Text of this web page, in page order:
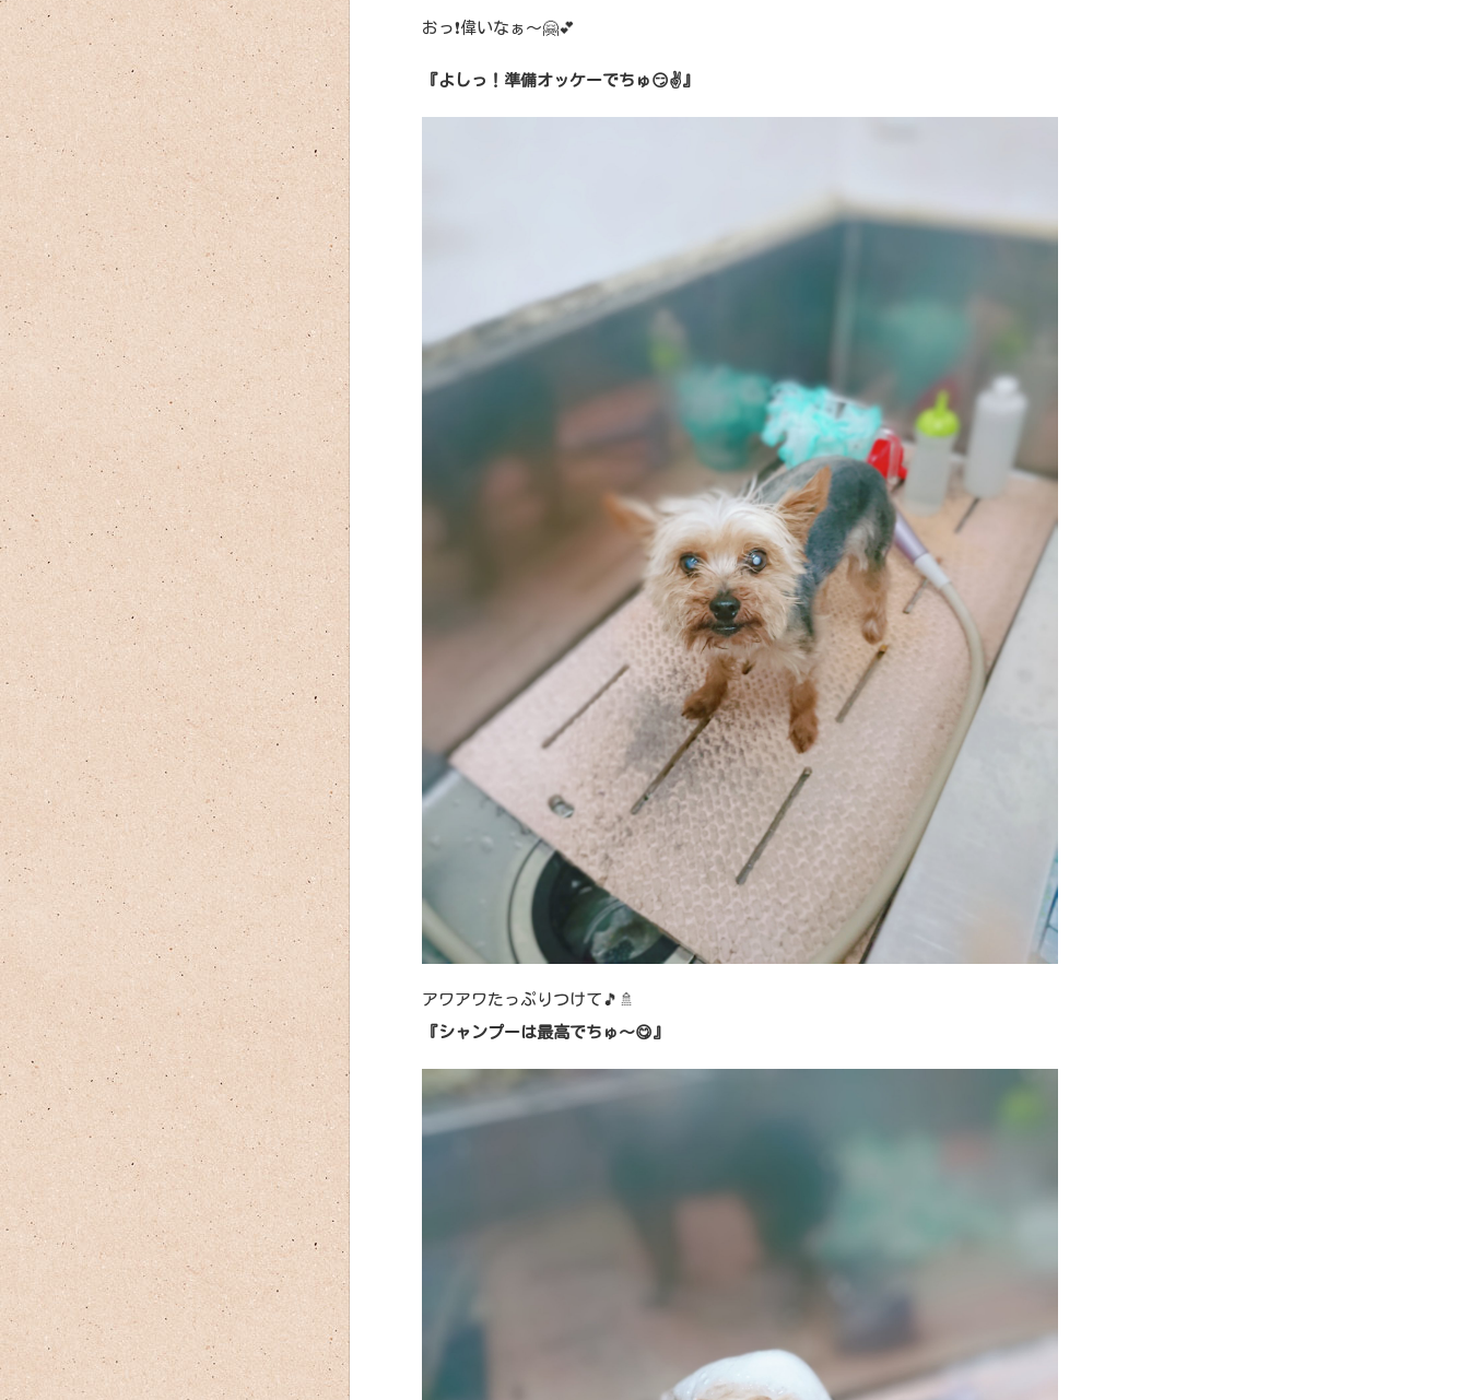
おっ❗偉いなぁ～🤗💕
『よしっ！準備オッケーでちゅ😏✌️』
アワアワたっぷりつけて🎵🚿
『シャンプーは最高でちゅ～😋』